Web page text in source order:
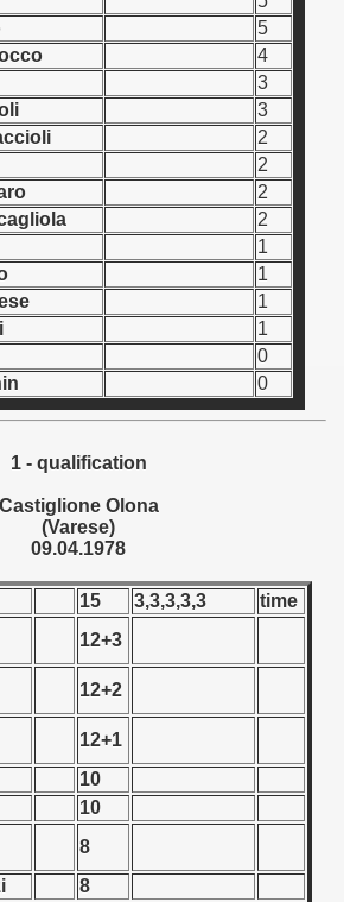
5
4
3
3
2
2
2
2
1
1
1
1
0
0
1 - qualification
Castiglione Olona
(Varese)
09.04.1978
15 3,3,3,3,3
time
12+3
12+2
12+1
10
10
8
8
- 1978
- 1978
- 1978